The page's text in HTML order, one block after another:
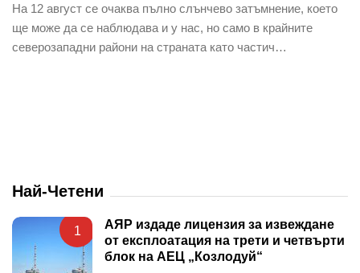
На 12 август се очаква пълно слънчево затъмнение, което
ще може да се наблюдава и у нас, но само в крайните
северозападни райони на страната като частич…
Най-Четени
1
АЯР издаде лицензия за извеждане
от експлоатация на трети и четвърти
блок на АЕЦ „Козлодуй“